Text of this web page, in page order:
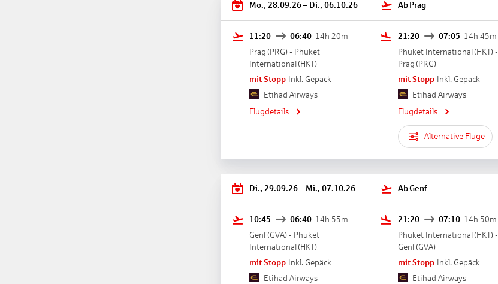
Mo., 28.09.26 – Di., 06.10.26 Ab Prag
11:20 06:40 14h 20m
Prag (PRG) - Phuket
International (HKT)
mit Stopp Inkl. Gepäck
Etihad Airways
Flugdetails
21:20 07:05 14h 45m
Phuket International (HKT) -
Prag (PRG)
mit Stopp Inkl. Gepäck
Etihad Airways
Flugdetails
Alternative Flüge
Di., 29.09.26 – Mi., 07.10.26 AbGenf
10:45 06:40 14h 55m
Genf(GVA) - Phuket
International (HKT)
mit Stopp Inkl. Gepäck
Etihad Airways
21:20 07:10 14h 50m
Phuket International (HKT) -
Genf(GVA)
mit Stopp Inkl. Gepäck
Etihad Airways